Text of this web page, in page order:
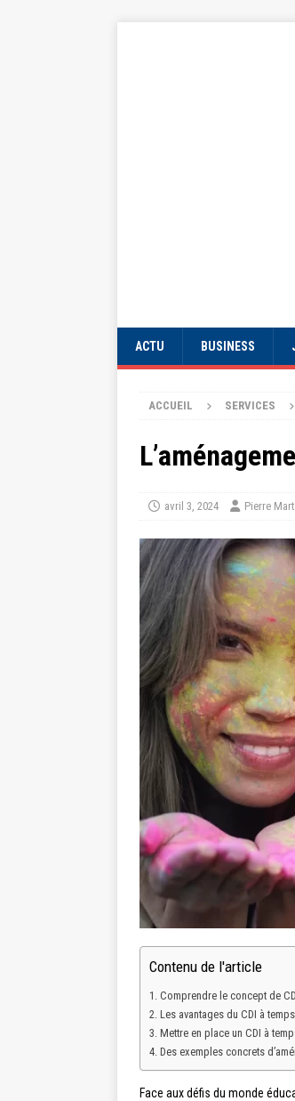
ACTU BUSINESS
ACCUEIL SERVICES
avril 3, 2024 Pierre
Contenu de l'article
Comprendre le concept de
Les avantages du CDI à
Mettre en place un CDI à
Des exemples concrets
Face aux défis du monde